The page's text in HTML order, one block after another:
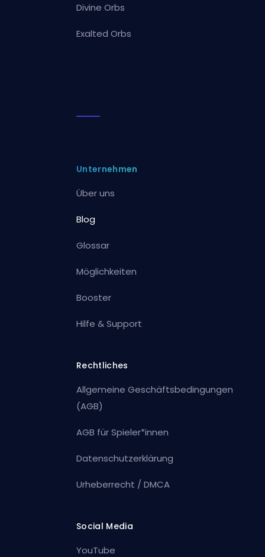
Divine Orbs
Exalted Orbs
Unternehmen
Über uns
Blog
Glossar
Möglichkeiten
Booster
Hilfe & Support
Rechtliches
Allgemeine Geschäftsbedingungen
(AGB)
AGB für Spieler*innen
Datenschutzerklärung
Urheberrecht / DMCA
Social Media
YouTube